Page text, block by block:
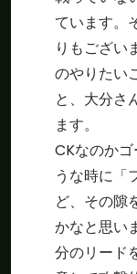
ています。
りもござい
のやりたい
と、大分さ
ます。
CKなのか
うな時に「
ど、その隙
かなと思い
分のリード